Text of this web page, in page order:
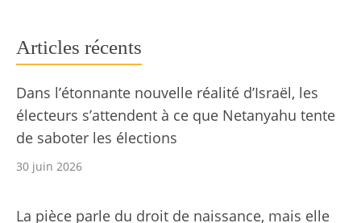
Articles récents
Dans l’étonnante nouvelle réalité d’Israël, les
électeurs s’attendent à ce que Netanyahu tente
de saboter les élections
30 juin 2026
La pièce parle du droit de naissance, mais elle